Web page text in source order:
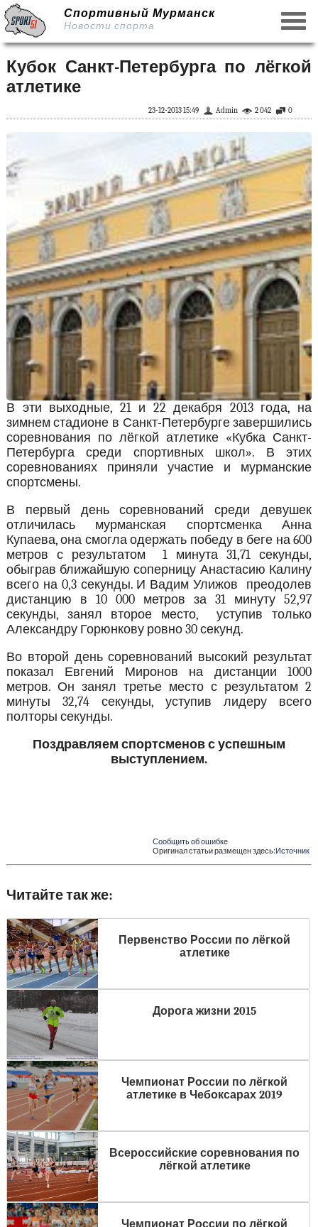
Спортивный Мурманск
Новости спорта
Кубок Санкт-Петербурга по лёгкой
атлетике
0
2 042
Admin
23-12-2013 15:49
В эти выходные, 21 и 22 декабря 2013 года, на
зимнем стадионе в Санкт-Петербурге завершились
соревнования по лёгкой атлетике «Кубка Санкт-
Петербурга среди спортивных школ». В этих
соревнованиях приняли участие и мурманские
спортсмены.
В первый день соревнований среди девушек
отличилась мурманская спортсменка Анна
Купаева, она смогла одержать победу в беге на 600
метров с результатом 1 минута 31,71 секунды,
обыграв ближайшую соперницу Анастасию Калину
всего на 0,3 секунды. И Вадим Улижов преодолев
дистанцию в 10 000 метров за 31 минуту 52,97
секунды, занял второе место, уступив только
Александру Горюнкову ровно 30 секунд.
Во второй день соревнований высокий результат
показал Евгений Миронов на дистанции 1000
метров. Он занял третье место с результатом 2
минуты 32,74 секунды, уступив лидеру всего
полторы секунды.
Поздравляем спортсменов с успешным
выступлением.
Сообщить об ошибке
Оригинал статьи размещен здесь:Источник
Читайте так же:
Первенство России по лёгкой
атлетике
Дорога жизни 2015
Чемпионат России по лёгкой
атлетике в Чебоксарах 2019
Всероссийские соревнования по
лёгкой атлетике